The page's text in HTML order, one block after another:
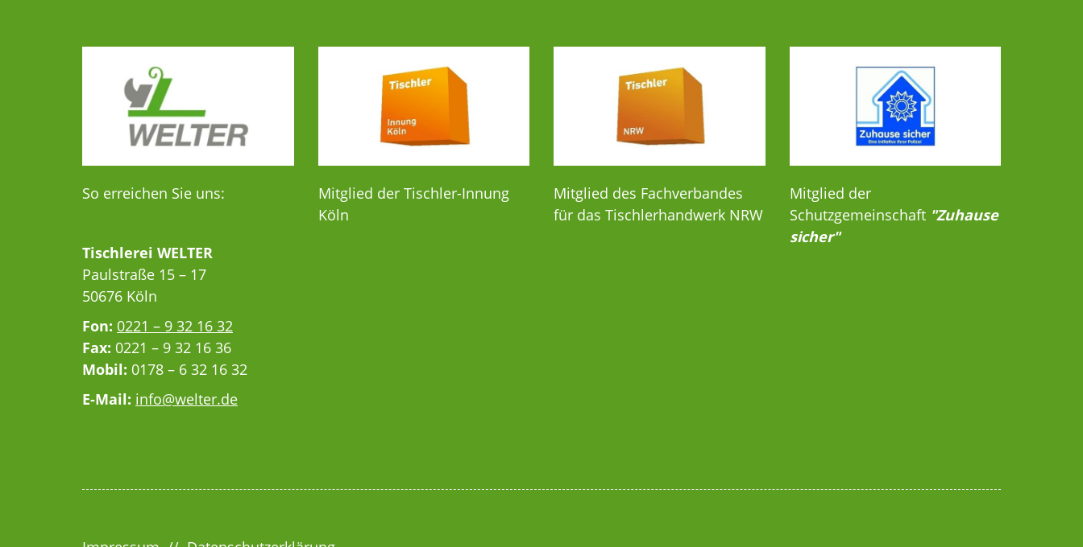
So erreichen Sie uns:
Tischlerei WELTER
Paulstraße 15 – 17
50676 Köln
Fon: 0221 – 9 32 16 32
Fax: 0221 – 9 32 16 36
Mobil: 0178 – 6 32 16 32
E-Mail: info@welter.de
Mitglied der Tischler-Innung
Köln
Mitglied des Fachverbandes
für das Tischlerhandwerk NRW
Mitglied der
Schutzgemeinschaft "Zuhause
sicher"